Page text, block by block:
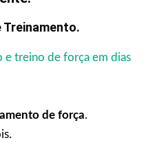
Treinamento.
e treino de força em dias
de força.